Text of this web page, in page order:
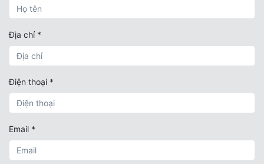
Địa chỉ *
Điện thoại *
Email *